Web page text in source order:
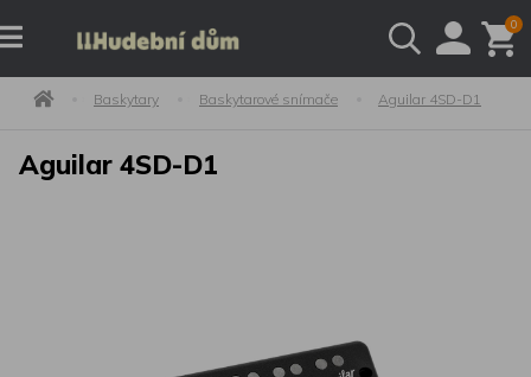
0
Baskytary Baskytarové snímače Aguilar 4SD-D1
Aguilar 4SD-D1